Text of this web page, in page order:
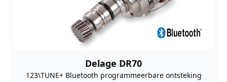
Delage DR70
123\TUNE+ Bluetooth programmeerbare ontsteking